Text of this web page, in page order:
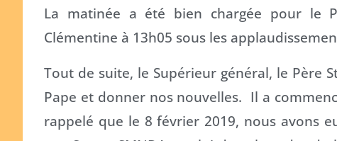
La matinée a été bien chargée pour le
Clémentine à 13h05 sous les
Tout de suite, le Supérieur général, le Père
Pape et donner nos nouvelles. Il a
rappelé que le 8 février 2019, nous avons